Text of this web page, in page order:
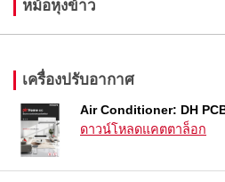
หม้อหุงข้าว
เครื่องปรับอากาศ
Air Conditioner: DH
ดาวน์โหลดแคตตาล็อก